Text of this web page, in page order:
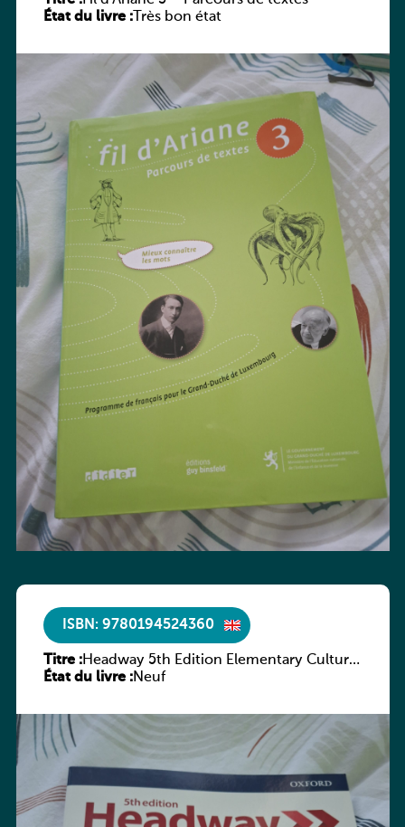
État du livre :Très bon état
ISBN: 9780194524360
Titre :Headway 5th Edition Elementary Culture
and Literature Companion
État du livre :Neuf